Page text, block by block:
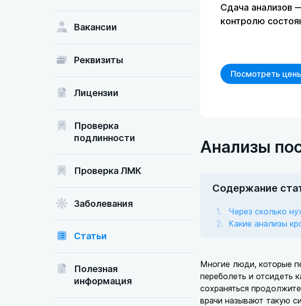
Вакансии
Реквизиты
Лицензии
Проверка
подлинности
Проверка ЛМК
Заболевания
Статьи
Полезная
информация
Сдача анализов
контролю
Посмотреть
Анализы
Содержание
Через сколько
Какие анализы
Многие люди, которые
переболеть и отсидеть
сохраняться
врачи называют такую